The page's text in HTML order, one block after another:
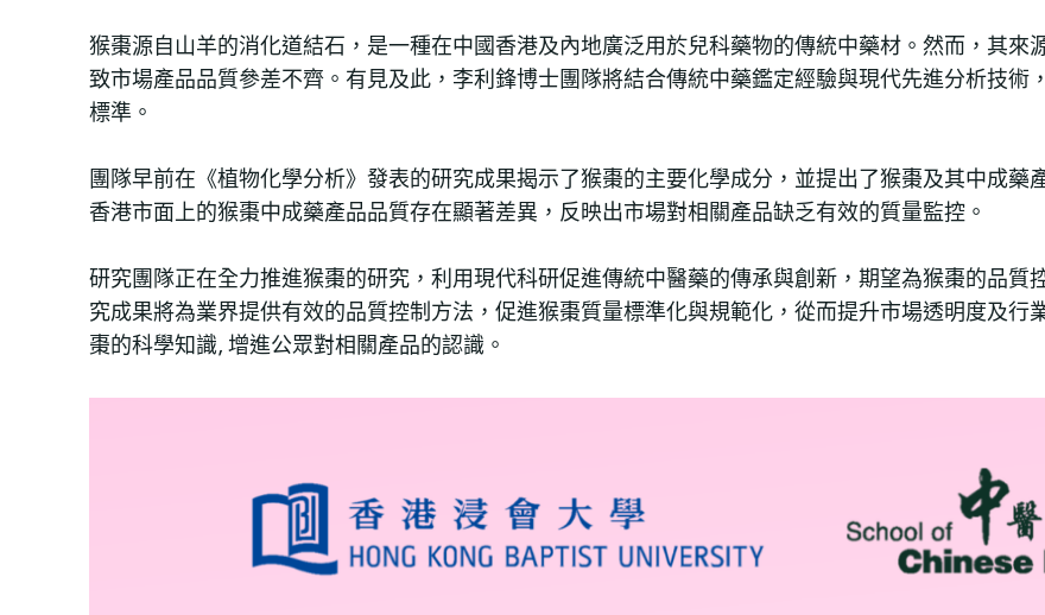
猴棗源自山羊的消化道結石，是一種在中國香港及內地廣泛用於兒科藥物的傳統中藥材。然而，其來
致市場產品品質參差不齊。有見及此，李利鋒博士團隊將結合傳統中藥鑑定經驗與現代先進分析技術
標準。
團隊早前在《植物化學分析》發表的研究成果揭示了猴棗的主要化學成分，並提出了猴棗及其中成藥
香港市面上的猴棗中成藥產品品質存在顯著差異，反映出市場對相關產品缺乏有效的質量監控。
研究團隊正在全力推進猴棗的研究，利用現代科研促進傳統中醫藥的傳承與創新，期望為猴棗的品質
究成果將為業界提供有效的品質控制方法，促進猴棗質量標準化與規範化，從而提升市場透明度及行
棗的科學知識, 增進公眾對相關產品的認識。